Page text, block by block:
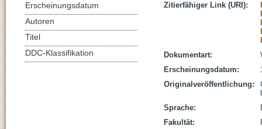
Zitierfähiger Link (URI):
Dokumentart:
Erscheinungsdatum:
Originalveröffentlichung:
Sprache:
Fakultät:
Erscheinungsdatum
Autoren
Titel
DDC-Klassifikation